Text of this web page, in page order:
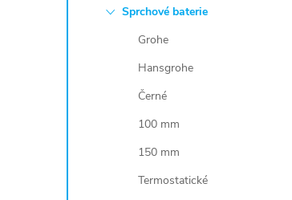
Sprchové baterie
Grohe
Hansgrohe
Černé
100 mm
150 mm
Termostatické